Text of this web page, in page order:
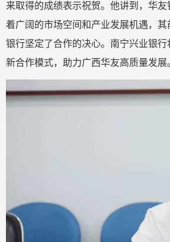
来取得的成绩表示祝贺。他讲到，华
着广阔的市场空间和产业发展机遇，
银行坚定了合作的决心。南宁兴业银
新合作模式，助力广西华友高质量发展